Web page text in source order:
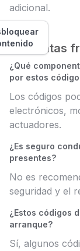
adicional.
Preguntas
¿Qué
por estos
Los códigos
electrónicos,
actuadores.
¿Es seguro
presentes?
No es
seguridad y el
¿Estos códigos
arranque?
Sí, algunos